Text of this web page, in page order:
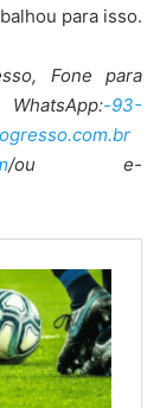
para isso.
Fone para
-93-
/ou e-